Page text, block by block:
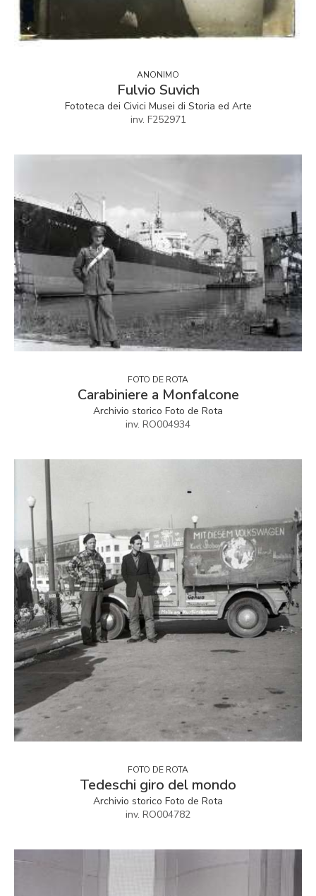
ANONIMO
Fulvio Suvich
Fototeca dei Civici Musei di Storia ed Arte
inv. F252971
FOTO DE ROTA
Carabiniere a Monfalcone
Archivio storico Foto de Rota
inv. RO004934
FOTO DE ROTA
Tedeschi giro del mondo
Archivio storico Foto de Rota
inv. RO004782